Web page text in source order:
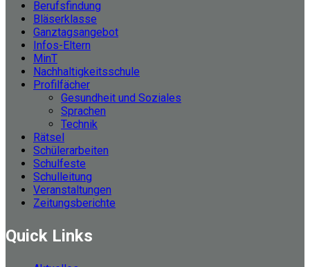
Berufsfindung
Bläserklasse
Ganztagsangebot
Infos-Eltern
MinT
Nachhaltigkeitsschule
Profilfächer
Gesundheit und Soziales
Sprachen
Technik
Rätsel
Schülerarbeiten
Schulfeste
Schulleitung
Veranstaltungen
Zeitungsberichte
Quick Links